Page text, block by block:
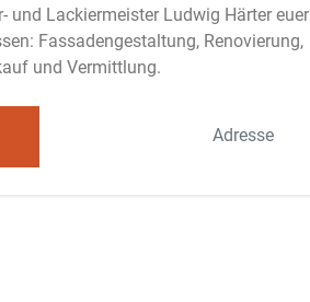
und Lackiermeister Ludwig Härter euer
Fassadengestaltung, Renovierung,
und Vermittlung.
Adresse